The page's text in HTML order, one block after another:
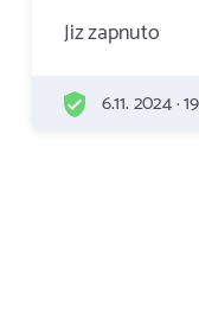
Jiz zapnuto
6.11. 2024 ·